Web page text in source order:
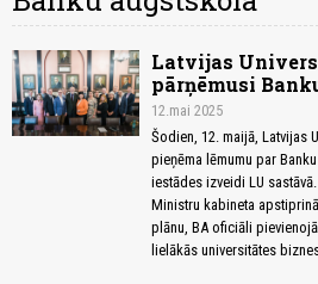
Latvijas
pārņēmusi
12.mai 2025
Šodien, 12. maijā, Latvijas
pieņēma lēmumu par
iestādes izveidi LU
Ministru kabineta
plānu, BA oficiāli
lielākās universitātes